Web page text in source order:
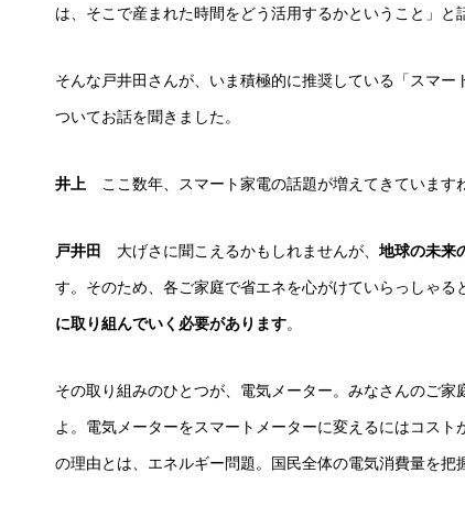
は、そこで産まれた時間をどう活用するかということ」と
そんな戸井田さんが、いま積極的に推奨している「スマ
ついてお話を聞きました。
井上 ここ数年、スマート家電の話題が増えてきています
戸井田 大げさに聞こえるかもしれませんが、 地球の未来
す。そのため、各ご家庭で省エネを心がけていらっしゃる
に取り組んでいく必要があります。
その取り組みのひとつが、電気メーター。みなさんのご
よ。電気メーターをスマートメーターに変えるにはコス
の理由とは、エネルギー問題。国民全体の電気消費量を把